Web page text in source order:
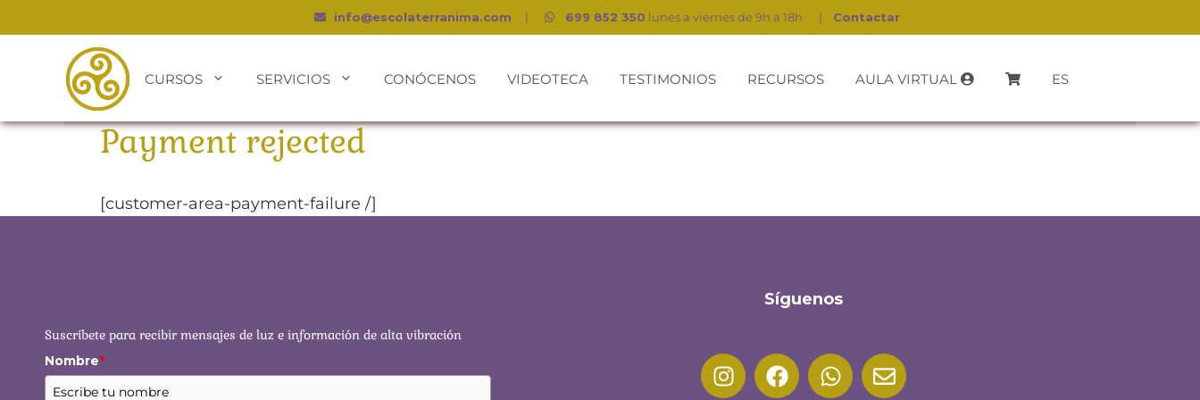
info@escolaterranima.com | 699 852 350 lunes a viernes de 9h a 18h | Contactar
CURSOS SERVICIOS CONÓCENOS VIDEOTECA TESTIMONIOS RECURSOS AULA VIRTUAL ES
Payment rejected
[customer-area-payment-failure /]
Suscríbete para recibir mensajes de luz e información de alta vibración
Nombre*
Síguenos